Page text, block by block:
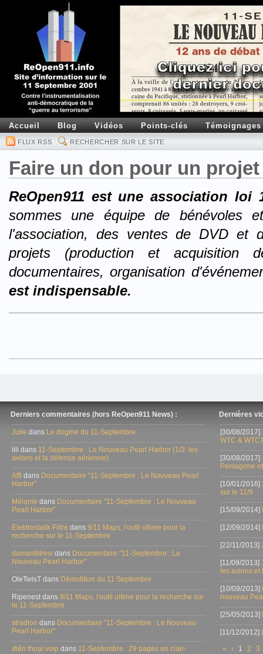
Accueil Blog Vidéos Points-clés Témoignages
FLUX RSS RECHERCHER SUR LE SITE
Faire un don pour un projet
ReOpen911 est une association
sommes une équipe de bénévoles
l'association, des ventes de DVD et
projets (production et acquisition
documentaires, organisation
est indispensable.
Derniers commentaires (hors ReOpen911 News) :
Julie dans Le dogme du 11-Septembre
lili dans 11-Septembre : Le Nouveau Pearl Harbor (1/3: les
avions et la défense aérienne)
Affi dans Documentaire "11-Septembre : Le Nouveau Pearl
Harbor"
Mélanie dans Documentaire "11-Septembre : Le Nouveau
Pearl Harbor"
Elektrostatik Filtre dans 9/11 Maps, l'outil ultime pour la
recherche sur le 11-Septembre
dumanfiltresi dans Documentaire "11-Septembre : Le
Nouveau Pearl Harbor"
OleTwisT dans Démolition du 11 Septembre
Ripenest dans 9/11 Maps, l'outil ultime pour la recherche sur
le 11-Septembre
stradion dans Documentaire "11-Septembre : Le Nouveau
Pearl Harbor"
điện thoại voip dans 11-Septembre : 29 pages en clair-
Dernières
[30/08/2017]
WTC &
[30/08/2017]
Pentagone
[10/01/2016]
sur le 11/9
[15/09/2014]
[12/09/2014]
[22/11/2013]
[11/09/2013]
les avions
[10/09/2013]
nouveau
[25/05/2013]
[11/12/2012]
«
‹ 1 2 3